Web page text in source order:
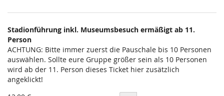
Stadionführung inkl. Museumsbesuch ermäßigt ab 11.
Person
ACHTUNG: Bitte immer zuerst die Pauschale bis 10 Personen
auswählen. Sollte eure Gruppe größer sein als 10 Personen
wird ab der 11. Person dieses Ticket hier zusätzlich
angeklickt!